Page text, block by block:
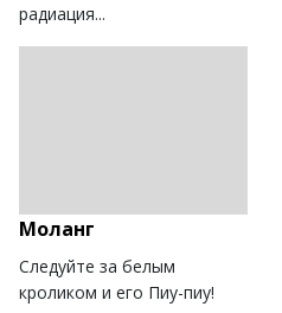
радиация...
Моланг
Следуйте за белым
кроликом и его Пиу-пиу!